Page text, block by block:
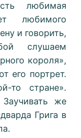
любимая
любимого
и говорить,
слушаем
короля»,
его портрет.
то стране».
же
Грига в